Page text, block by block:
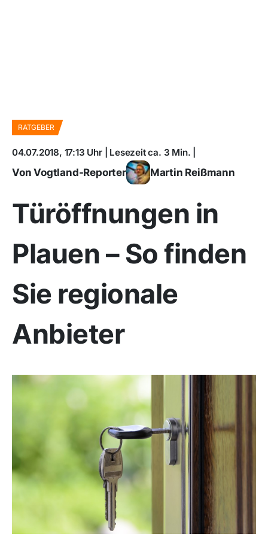
RATGEBER
04.07.2018, 17:13 Uhr | Lesezeit ca. 3 Min. |
Von Vogtland-Reporter Martin Reißmann
Türöffnungen in
Plauen – So finden
Sie regionale
Anbieter